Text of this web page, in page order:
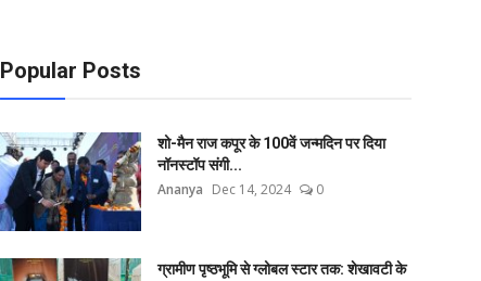
Popular Posts
शो-मैन राज कपूर के 100वें जन्मदिन पर दिया
नॉनस्टॉप संगी...
Ananya Dec 14, 2024 0
ग्रामीण पृष्ठभूमि से ग्लोबल स्टार तक: शेखावटी के